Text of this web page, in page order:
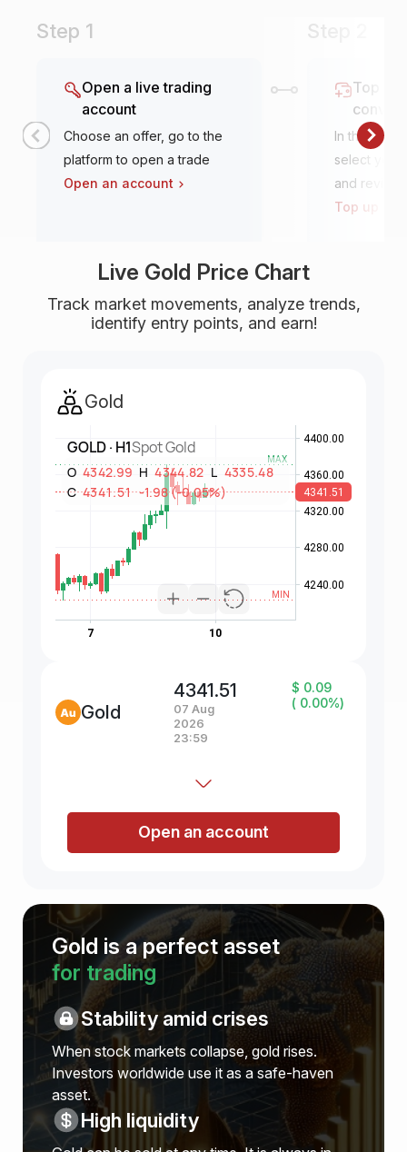
Step 1
Open a live trading
account
Choose an offer, go to the
platform to open a trade
Open an account
Step 2
Top it
In the
select your
and review
Top up an
Live Gold Price Chart
Track market movements, analyze trends,
identify entry points, and earn!
Gold
Gold
4341.51
07 Aug
2026
23:59
$ 0.09
( 0.00%)
Open an account
Gold is a perfect asset
for trading
Stability amid crises
When stock markets collapse, gold rises.
Investors worldwide use it as a safe-haven
asset.
High liquidity